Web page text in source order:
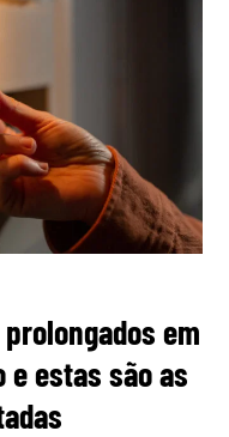
em
e estas são as